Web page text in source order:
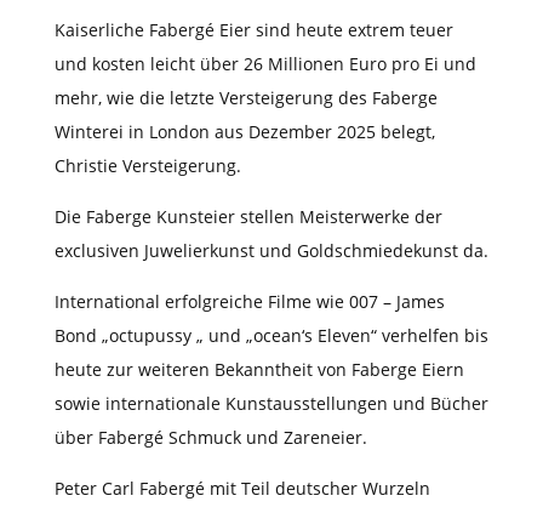
Kaiserliche Fabergé Eier sind heute extrem teuer
und kosten leicht über 26 Millionen Euro pro Ei und
mehr, wie die letzte Versteigerung des Faberge
Winterei in London aus Dezember 2025 belegt,
Christie Versteigerung.
Die Faberge Kunsteier stellen Meisterwerke der
exclusiven Juwelierkunst und Goldschmiedekunst da.
International erfolgreiche Filme wie 007 – James
Bond „octupussy „ und „ocean‘s Eleven“ verhelfen bis
heute zur weiteren Bekanntheit von Faberge Eiern
sowie internationale Kunstausstellungen und Bücher
über Fabergé Schmuck und Zareneier.
Peter Carl Fabergé mit Teil deutscher Wurzeln